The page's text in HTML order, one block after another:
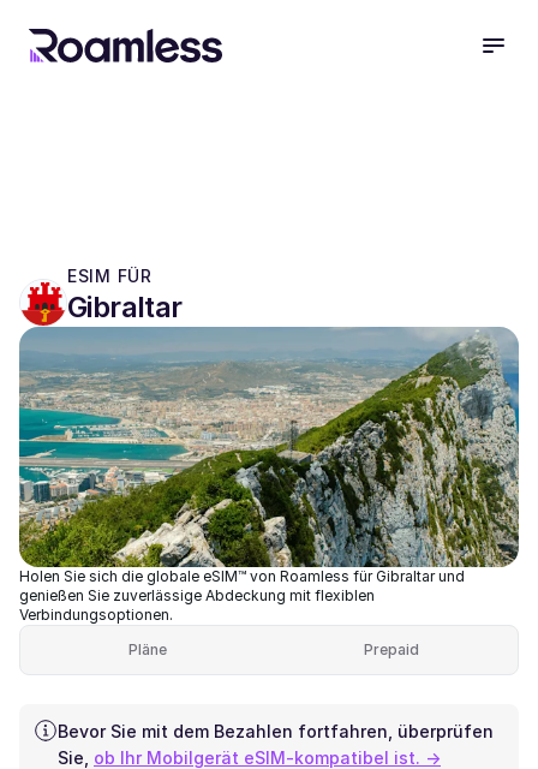
ESIM FÜR
Gibraltar
Holen Sie sich die globale eSIM™ von Roamless für Gibraltar und
genießen Sie zuverlässige Abdeckung mit flexiblen
Verbindungsoptionen.
Pläne
Prepaid
Bevor Sie mit dem Bezahlen fortfahren, überprüfen
Sie, ob Ihr Mobilgerät eSIM-kompatibel ist. →